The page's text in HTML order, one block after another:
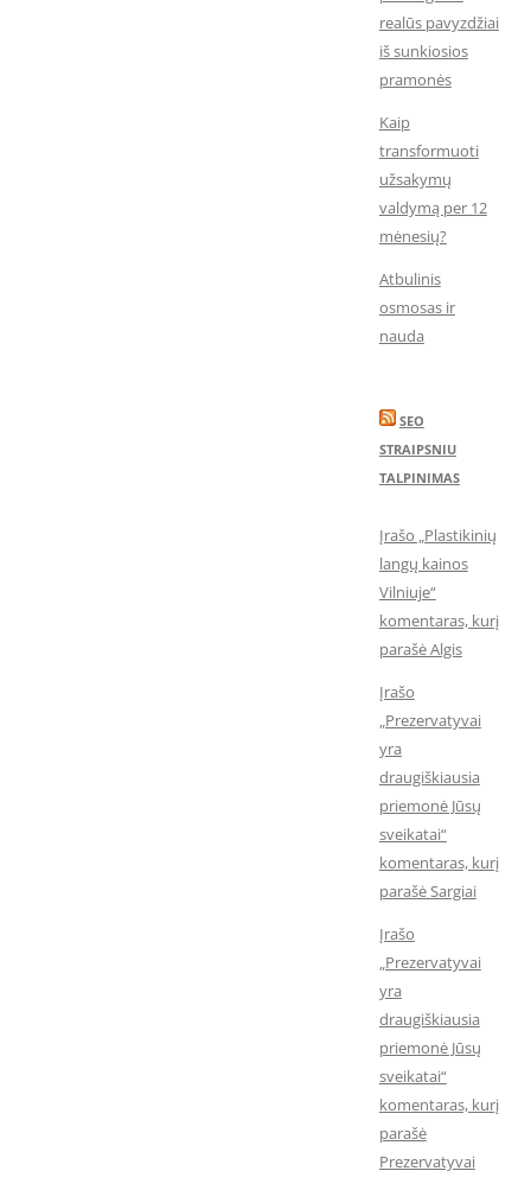
realūs pavyzdžiai
iš sunkiosios
pramonės
Kaip
transformuoti
užsakymų
valdymą per 12
mėnesių?
Atbulinis
osmosas ir
nauda
SEO
STRAIPSNIU
TALPINIMAS
Įrašo „Plastikinių
langų kainos
Vilniuje“
komentaras, kurį
parašė Algis
Įrašo
„Prezervatyvai
yra
draugiškiausia
priemonė Jūsų
sveikatai“
komentaras, kurį
parašė Sargiai
Įrašo
„Prezervatyvai
yra
draugiškiausia
priemonė Jūsų
sveikatai“
komentaras, kurį
parašė
Prezervatyvai